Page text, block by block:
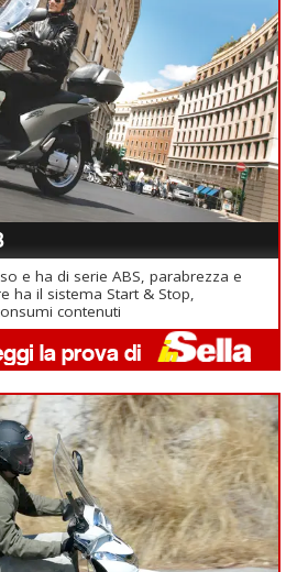
e ha di serie ABS, parabrezza e
ha il sistema Start & Stop,
contenuti